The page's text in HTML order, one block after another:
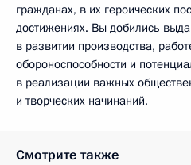
гражданах, в их героических
достижениях. Вы добились
в развитии производства,
обороноспособности и
в реализации важных
и творческих начинаний.
Смотрите также